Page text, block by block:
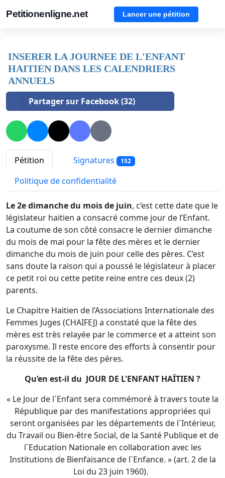
Petitionenligne.net Lancer une pétition
INSERER LA JOURNEE DE L'ENFANT
HAITIEN DANS LES CALENDRIERS
ANNUELS
Partager sur Facebook (32)
Pétition Signatures 152
Politique de confidentialité
Le 2edimanche du mois de juin, c’est cette date que le
législateur haïtien a consacré comme jour de l’Enfant.
La coutume de son côté consacre le dernier dimanche
du mois de mai pour la fête des mères et le dernier
dimanche du mois de juin pour celle des pères. C’est
sans doute la raison qui a poussé le législateur à placer
ce petit roi ou cette petite reine entre ces deux (2)
parents.
Le Chapitre Haitien de l’Associations Internationale des
Femmes Juges (CHAIFEJ) a constaté que la fête des
mères est très relayée par le commerce et a atteint son
paroxysme. Il reste encore des efforts à consentir pour
la réussite de la fête des pères.
Qu’en est-il du JOUR DE L'ENFANT HAÏTIEN ?
« Le Jour de l`Enfant sera commémoré à travers toute la
République par des manifestations appropriées qui
seront organisées par les départements de l`Intérieur,
du Travail ou Bien-être Social, de la Santé Publique et de
l`Education Nationale en collaboration avec les
Institutions de Bienfaisance de l`Enfance. » (art. 2 de la
Loi du 23 juin 1960).